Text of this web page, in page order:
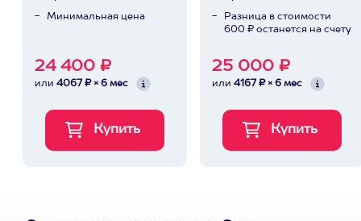
Минимальная цена
24 400 ₽
или 4067 ₽ × 6 мес
Разница в стоимости
600 ₽ останется на счету
25 000 ₽
или 4167 ₽ × 6 мес